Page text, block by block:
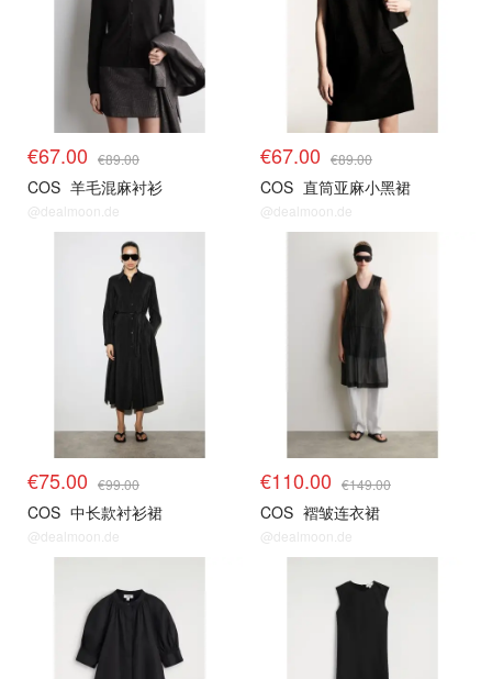
€67.00 €89.00
COS 羊毛混麻衬衫
@dealmoon.de
€67.00 €89.00
COS 直筒亚麻小黑裙
@dealmoon.de
€75.00 €99.00
COS 中长款衬衫裙
@dealmoon.de
€110.00 €149.00
COS 褶皱连衣裙
@dealmoon.de